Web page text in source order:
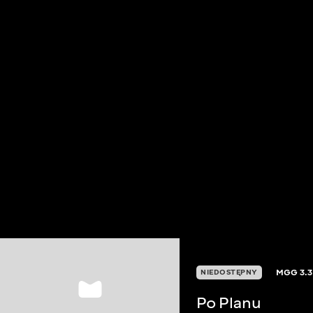
NIEDOSTĘPNY MGG3.3
Po Planu